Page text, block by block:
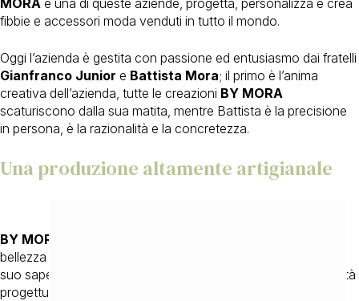
MORA è una di queste aziende, progetta, personalizza e crea
fibbie e accessori moda venduti in tutto il mondo.
Oggi l’azienda è gestita con passione ed entusiasmo dai fratelli
Gianfranco Junior e Battista Mora; il primo è l’anima
creativa dell’azienda, tutte le creazioni BY MORA
scaturiscono dalla sua matita, mentre Battista è la precisione
in persona, è la razionalità e la concretezza.
Una produzione altamente artigianale
BY MORA
bellezza che va ricercata nella
suo sapere costantemente coniugare idea creativa e capacità
progettuale.